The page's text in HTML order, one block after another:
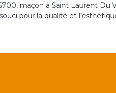
maçon à Saint Laurent Du
pour la qualité et